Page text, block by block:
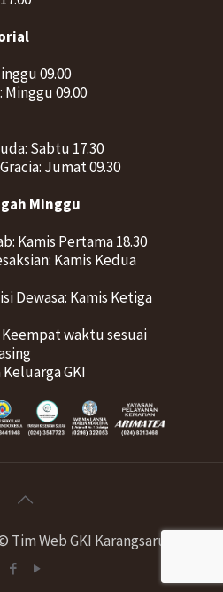
09.00
09.00
Sabtu 17.30
Jumat 09.30
Minggu
Kamis Pertama 18.30
Kamis Kedua
Dewasa: Kamis Ketiga
Keempat waktu sesuai
GKI
Web GKI Karangsaru